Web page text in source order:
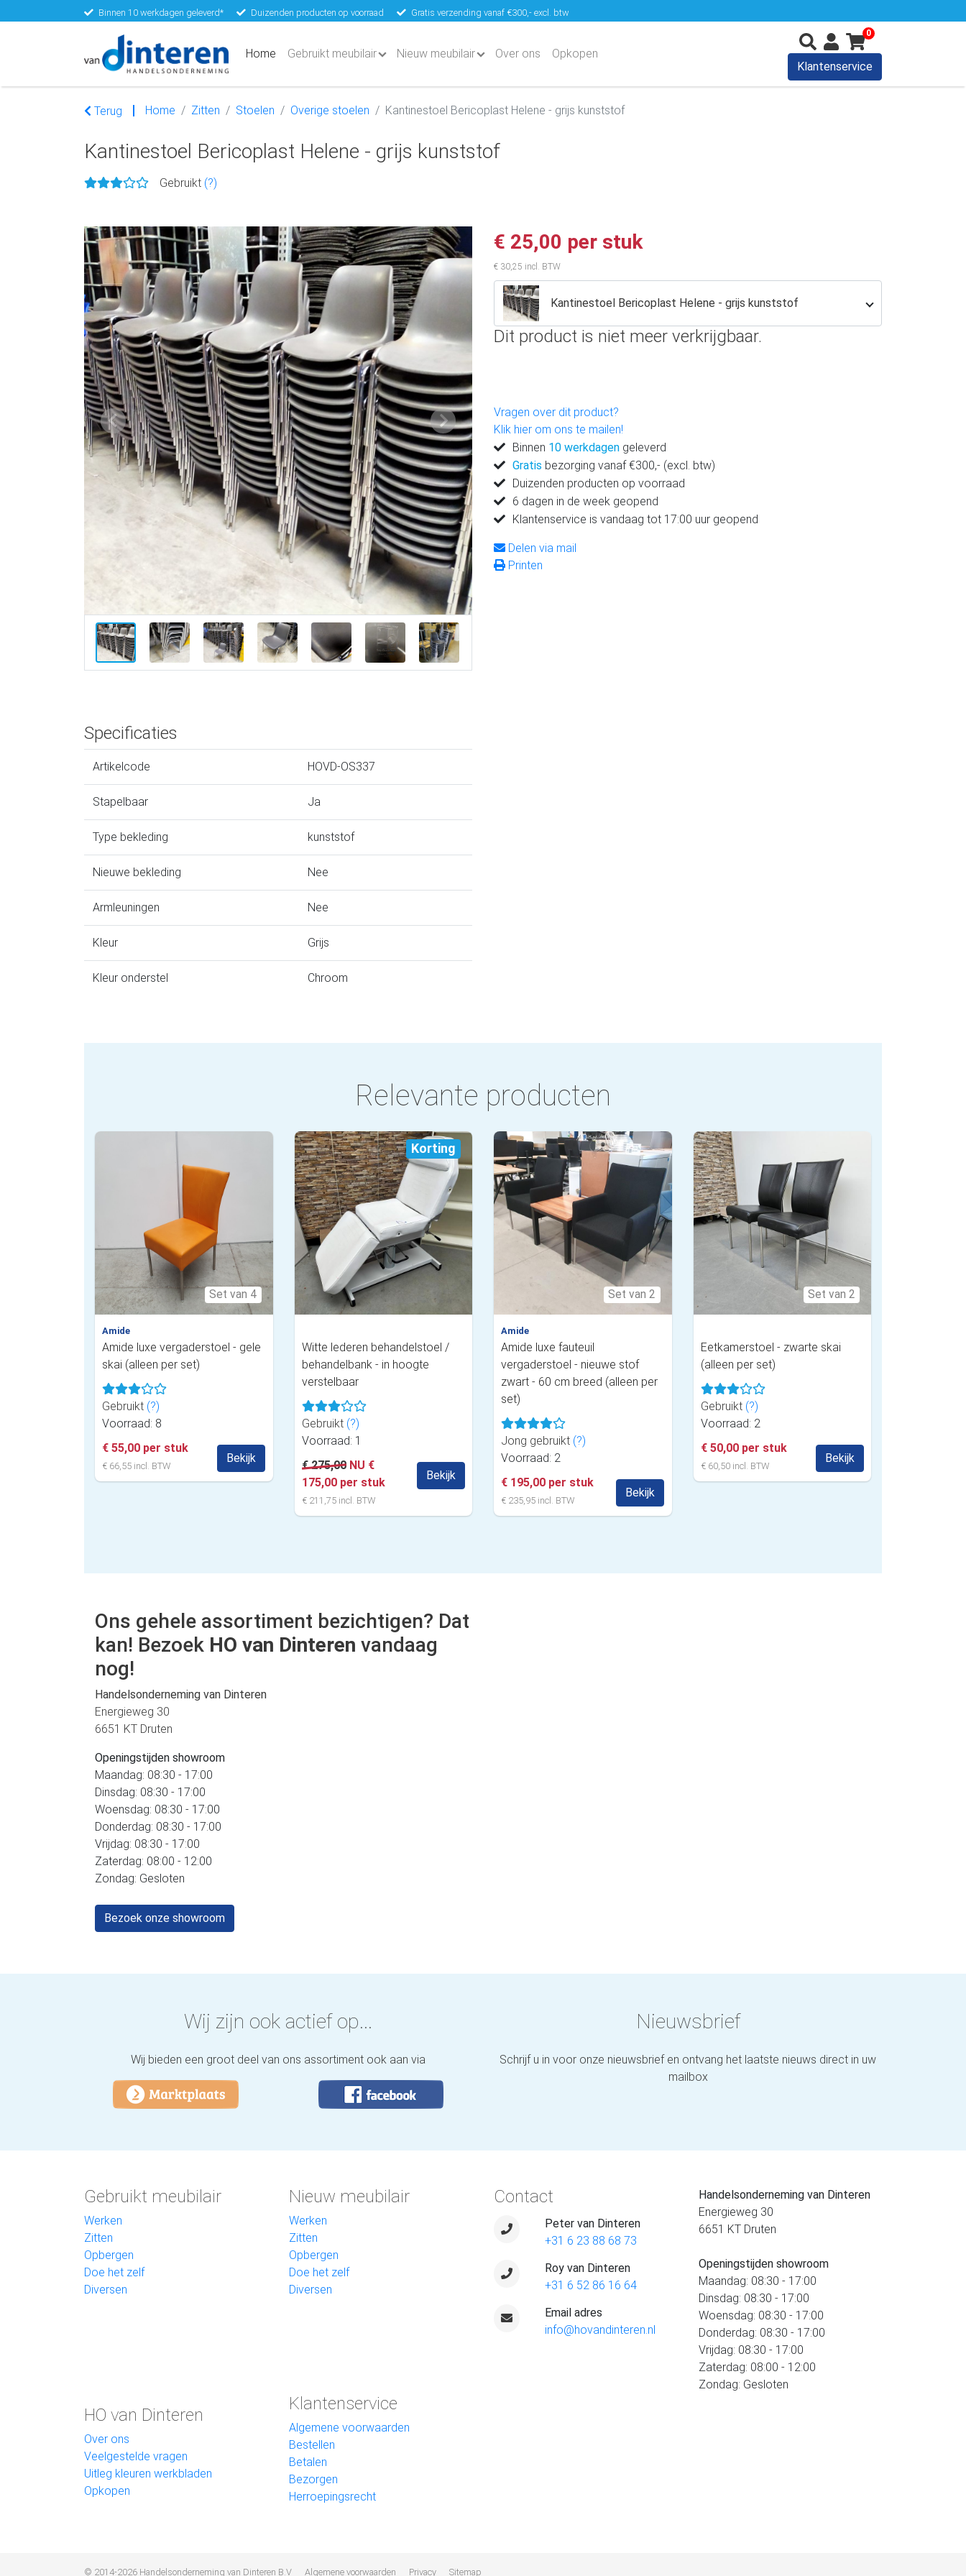
Binnen 10 werkdagen geleverd* Duizenden producten op voorraad Gratis verzending vanaf €300,- excl. btw
Home (current)
Gebruikt meubilair Nieuw meubilair Over ons Opkopen
0
Klantenservice
Terug Home Zitten Stoelen Overige stoelen Kantinestoel Bericoplast Helene - grijs kunststof
Kantinestoel Bericoplast Helene - grijs kunststof
Gebruikt (?)
Vorige Volgende
€ 25,00 per stuk
€ 30,25 incl. BTW
Kantinestoel Bericoplast Helene - grijs kunststof
Dit product is niet meer verkrijgbaar.
Vragen over dit product?
Klik hier om ons te mailen!
Binnen 10 werkdagen geleverd
Gratis bezorging vanaf €300,- (excl. btw)
Duizenden producten op voorraad
6 dagen in de week geopend
Klantenservice is vandaag tot 17:00 uur geopend
Delen via mail
Printen
Specificaties
Artikelcode HOVD-OS337
Stapelbaar Ja
Type bekleding kunststof
Nieuwe bekleding Nee
Armleuningen Nee
Kleur Grijs
Kleur onderstel Chroom
Relevante producten
Set van 4
Amide
Amide luxe vergaderstoel - gele
skai (alleen per set)
Gebruikt (?)
Voorraad: 8
€ 55,00 per stuk
€ 66,55 incl. BTW
Bekijk
Korting
Witte lederen behandelstoel /
behandelbank - in hoogte
verstelbaar
Gebruikt (?)
Voorraad: 1
€ 275,00NU €
175,00 per stuk
€ 211,75 incl. BTW
Bekijk
Set van 2
Amide
Amide luxe fauteuil
vergaderstoel - nieuwe stof
zwart - 60 cm breed (alleen per
set)
Jong gebruikt (?)
Voorraad: 2
€ 195,00 per stuk
€ 235,95 incl. BTW
Bekijk
Set van 2
Eetkamerstoel - zwarte skai
(alleen per set)
Gebruikt (?)
Voorraad: 2
€ 50,00 per stuk
€ 60,50 incl. BTW
Bekijk
Ons gehele assortiment bezichtigen? Dat
kan! Bezoek HO van Dinteren vandaag
nog!
Handelsonderneming van Dinteren
Energieweg 30
6651 KT Druten
Openingstijden showroom
Maandag: 08:30 - 17:00
Dinsdag: 08:30 - 17:00
Woensdag: 08:30 - 17:00
Donderdag: 08:30 - 17:00
Vrijdag: 08:30 - 17:00
Zaterdag: 08:00 - 12:00
Zondag: Gesloten
Bezoek onze showroom
Wij zijn ook actief op...
Wij bieden een groot deel van ons assortiment ook aan via
Nieuwsbrief
Schrijf u in voor onze nieuwsbrief en ontvang het laatste nieuws direct in uw
mailbox
Gebruikt meubilair
Werken
Zitten
Opbergen
Doe het zelf
Diversen
Nieuw meubilair
Werken
Zitten
Opbergen
Doe het zelf
Diversen
Contact
Peter van Dinteren
+31 6 23 88 68 73
Roy van Dinteren
+31 6 52 86 16 64
Email adres
info@hovandinteren.nl
Handelsonderneming van Dinteren
Energieweg 30
6651 KT Druten
Openingstijden showroom
Maandag: 08:30 - 17:00
Dinsdag: 08:30 - 17:00
Woensdag: 08:30 - 17:00
Donderdag: 08:30 - 17:00
Vrijdag: 08:30 - 17:00
Zaterdag: 08:00 - 12:00
Zondag: Gesloten
HO van Dinteren
Over ons
Veelgestelde vragen
Uitleg kleuren werkbladen
Opkopen
Klantenservice
Algemene voorwaarden
Bestellen
Betalen
Bezorgen
Herroepingsrecht
© 2014-2026 Handelsonderneming van Dinteren B.V Algemene voorwaarden Privacy Sitemap